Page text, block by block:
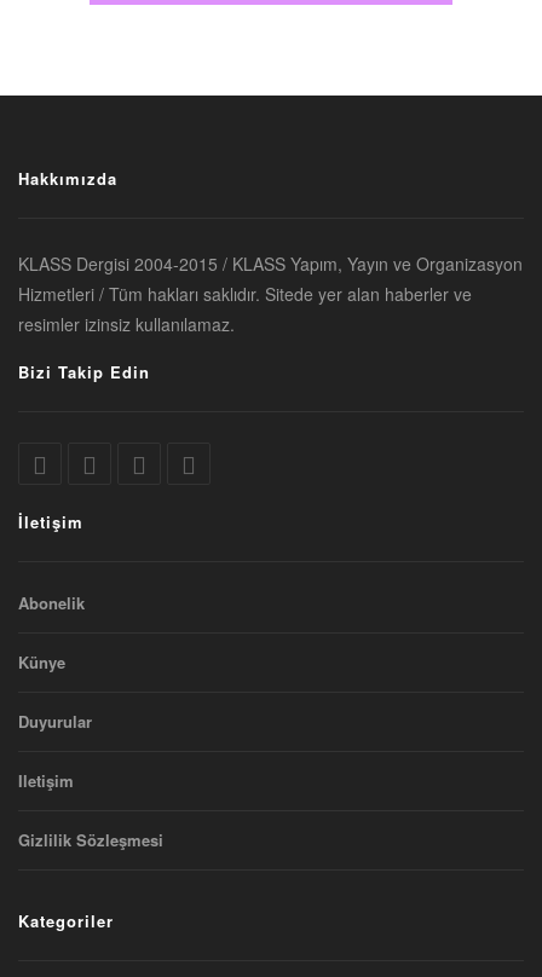
Hakkımızda
KLASS Dergisi 2004-2015 / KLASS Yapım, Yayın ve Organizasyon
Hizmetleri / Tüm hakları saklıdır. Sitede yer alan haberler ve
resimler izinsiz kullanılamaz.
Bizi Takip Edin
İletişim
Abonelik
Künye
Duyurular
Iletişim
Gizlilik Sözleşmesi
Kategoriler